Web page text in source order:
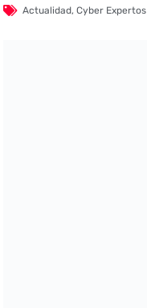
Actualidad,Cyber Expertos